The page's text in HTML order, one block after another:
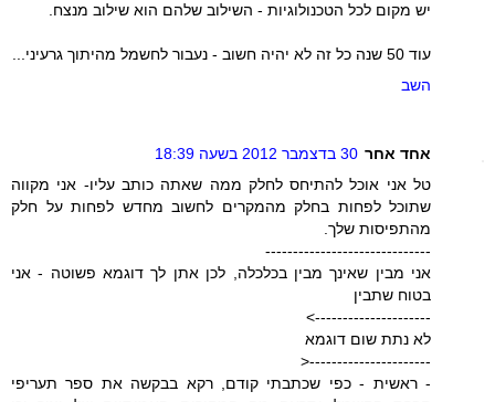
יש מקום לכל הטכנולוגיות - השילוב שלהם הוא שילוב מנצח.
עוד 50 שנה כל זה לא יהיה חשוב - נעבור לחשמל מהיתוך גרעיני...
השב
אחד אחר 30 בדצמבר 2012 בשעה 18:39
טל אני אוכל להתיחס לחלק ממה שאתה כותב עליו- אני מקווה
שתוכל לפחות בחלק מהמקרים לחשוב מחדש לפחות על חלק
מהתפיסות שלך.
------------------------------
אני מבין שאינך מבין בכלכלה, לכן אתן לך דוגמא פשוטה - אני
בטוח שתבין
--------------------->
לא נתת שום דוגמא
----------------------<
- ראשית - כפי שכתבתי קודם, רקא בבקשה את ספר תעריפי